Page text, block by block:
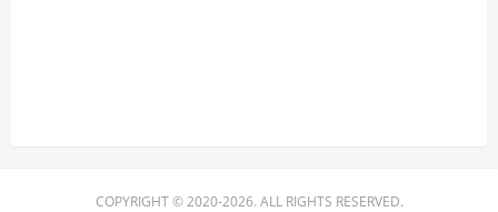
COPYRIGHT © 2020-2026. ALL RIGHTS RESERVED.